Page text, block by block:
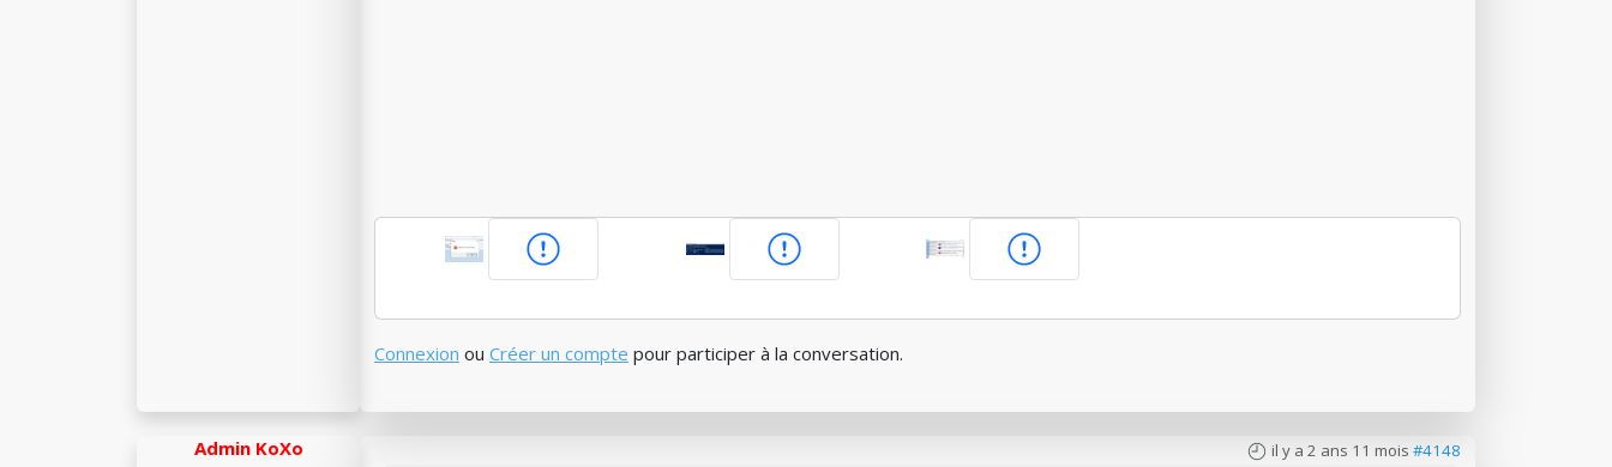
Connexion ou Créer un compte pour participer à la conversation.
Admin KoXo il y a 2 ans 11 mois #4148